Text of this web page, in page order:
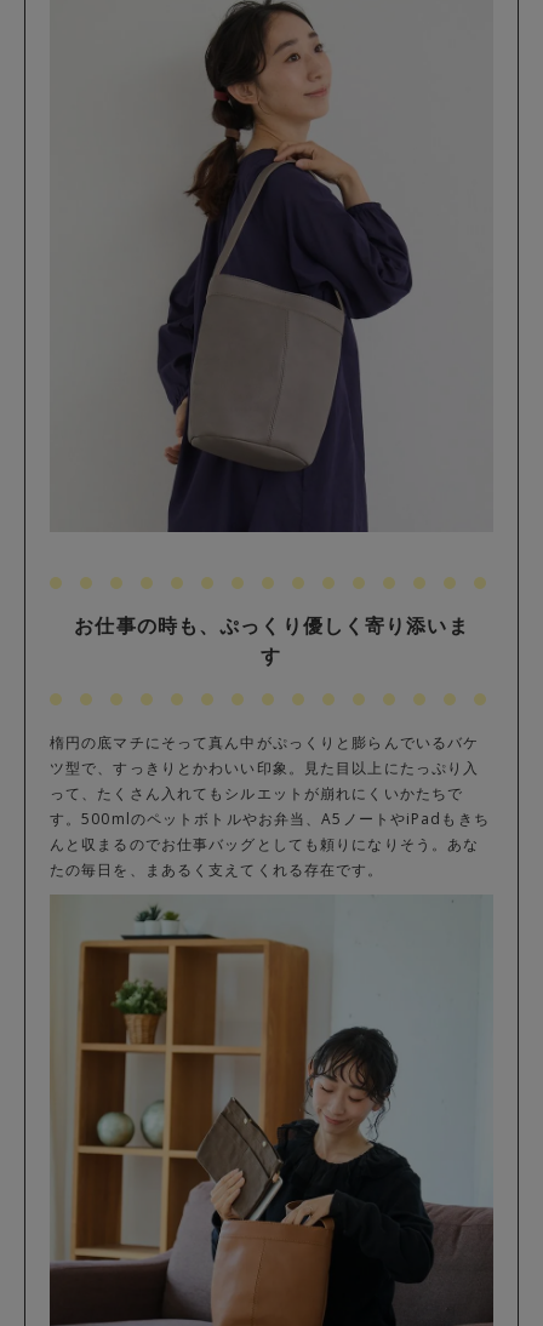
お仕事の時も、ぷっくり優しく寄り添いま
す
楕円の底マチにそって真ん中がぷっくりと膨らんでいるバケ
ツ型で、すっきりとかわいい印象。見た目以上にたっぷり入
って、たくさん入れてもシルエットが崩れにくいかたちで
す。500mlのペットボトルやお弁当、A5ノートやiPadもきち
んと収まるのでお仕事バッグとしても頼りになりそう。あな
たの毎日を、まあるく支えてくれる存在です。